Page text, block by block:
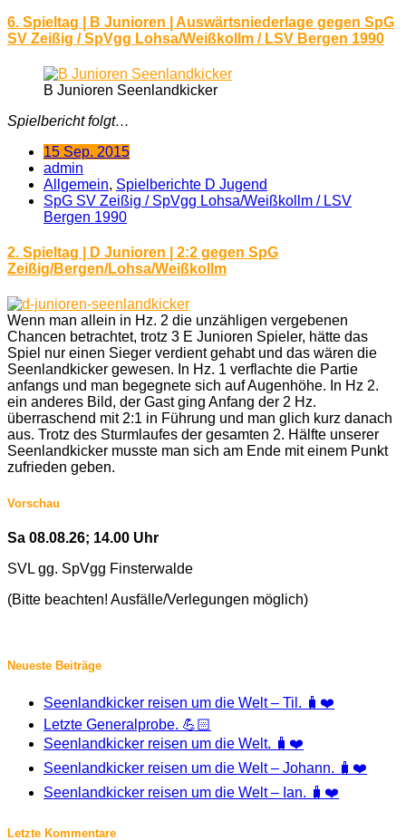
6. Spieltag | B Junioren | Auswärtsniederlage gegen SpG
SV Zeißig / SpVgg Lohsa/Weißkollm / LSV Bergen 1990
B Junioren Seenlandkicker
Spielbericht folgt…
15 Sep. 2015
admin
Allgemein, Spielberichte D Jugend
SpG SV Zeißig / SpVgg Lohsa/Weißkollm / LSV
Bergen 1990
2. Spieltag | D Junioren | 2:2 gegen SpG
Zeißig/Bergen/Lohsa/Weißkollm
Wenn man allein in Hz. 2 die unzähligen vergebenen
Chancen betrachtet, trotz 3 E Junioren Spieler, hätte das
Spiel nur einen Sieger verdient gehabt und das wären die
Seenlandkicker gewesen. In Hz. 1 verflachte die Partie
anfangs und man begegnete sich auf Augenhöhe. In Hz 2.
ein anderes Bild, der Gast ging Anfang der 2 Hz.
überraschend mit 2:1 in Führung und man glich kurz danach
aus. Trotz des Sturmlaufes der gesamten 2. Hälfte unserer
Seenlandkicker musste man sich am Ende mit einem Punkt
zufrieden geben.
Vorschau
Sa 08.08.26; 14.00 Uhr
SVL gg. SpVgg Finsterwalde
(Bitte beachten! Ausfälle/Verlegungen möglich)
Neueste Beiträge
Seenlandkicker reisen um die Welt – Til. 🧳❤️
Letzte Generalprobe. 💪🏻
Seenlandkicker reisen um die Welt. 🧳❤️
Seenlandkicker reisen um die Welt – Johann. 🧳❤️
Seenlandkicker reisen um die Welt – Ian. 🧳❤️
Letzte Kommentare